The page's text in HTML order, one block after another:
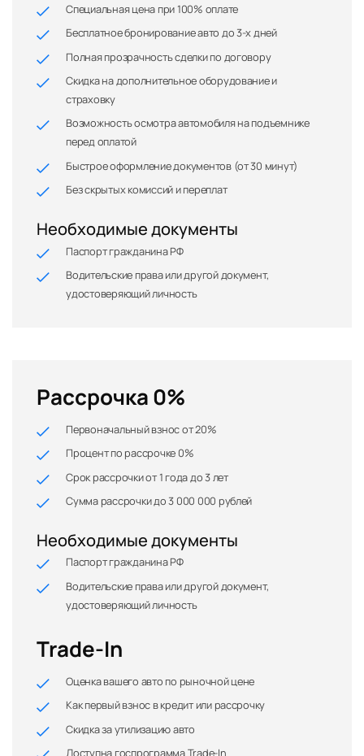
Специальная цена при 100% оплате
Бесплатное бронирование авто до 3-х дней
Полная прозрачность сделки по договору
Скидка на дополнительное оборудование и
страховку
Возможность осмотра автомобиля на подъемнике
перед оплатой
Быстрое оформление документов (от 30 минут)
Без скрытых комиссий и переплат
Необходимые документы
Паспорт гражданина РФ
Водительские права или другой документ,
удостоверяющий личность
Рассрочка 0%
Первоначальный взнос от 20%
Процент по рассрочке 0%
Срок рассрочки от 1 года до 3 лет
Сумма рассрочки до 3 000 000 рублей
Необходимые документы
Паспорт гражданина РФ
Водительские права или другой документ,
удостоверяющий личность
Trade-In
Оценка вашего авто по рыночной цене
Как первый взнос в кредит или рассрочку
Скидка за утилизацию авто
Доступна госпрограмма Trade-In